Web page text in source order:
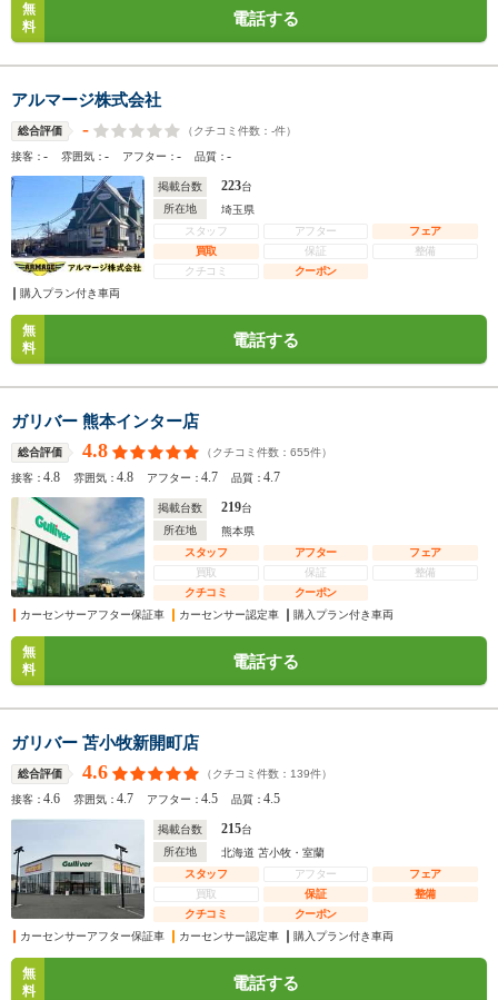
無
料
電話する
アルマージ株式会社
総合評価 - （クチコミ件数： -件）
接客：- 雰囲気：- アフター：- 品質：-
掲載台数 223台
所在地
埼玉県
スタッフ
アフター
フェア
買取
保証
整備
クチコミ
クーポン
購入プラン付き車両
無
料
電話する
ガリバー 熊本インター店
総合評価 4.8 （クチコミ件数： 655件）
接客：4.8 雰囲気：4.8 アフター：4.7 品質：4.7
掲載台数 219台
所在地
熊本県
スタッフ
アフター
フェア
買取
保証
整備
クチコミ
クーポン
カーセンサーアフター保証車
カーセンサー認定車 購入プラン付き車両
無
料
電話する
ガリバー 苫小牧新開町店
総合評価 4.6 （クチコミ件数： 139件）
接客：4.6 雰囲気：4.7 アフター：4.5 品質：4.5
掲載台数 215台
所在地
北海道 苫小牧・室蘭
スタッフ
アフター
フェア
買取
保証
整備
クチコミ
クーポン
カーセンサーアフター保証車
カーセンサー認定車 購入プラン付き車両
無
料
電話する